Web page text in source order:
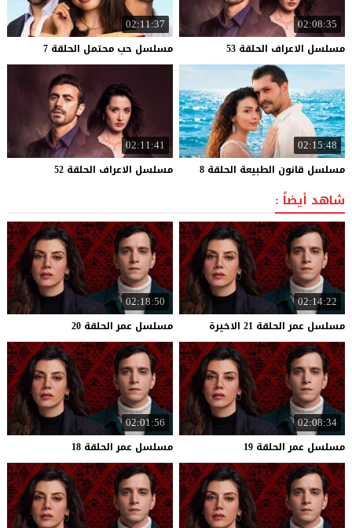
02:08:35
مسلسل الاعراف الحلقة 53
02:11:37
مسلسل حب محتمل الحلقة 7
02:15:48
مسلسل قانون الطبيعة الحلقة 8
02:11:41
مسلسل الاعراف الحلقة 52
شاهد أيضاً :
02:14:22
مسلسل عمر الحلقة 21 الاخيرة
02:18:50
مسلسل عمر الحلقة 20
02:08:34
مسلسل عمر الحلقة 19
02:01:56
مسلسل عمر الحلقة 18